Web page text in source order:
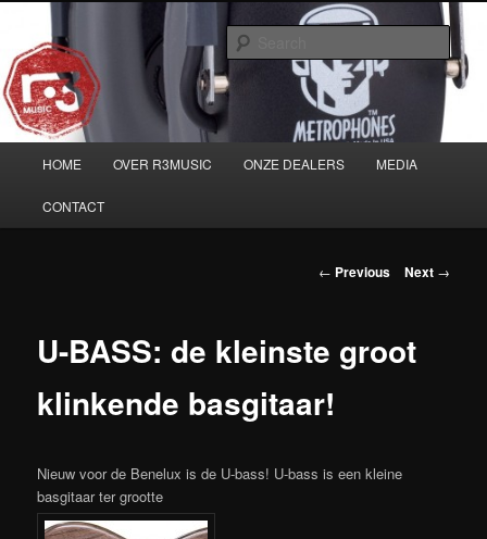
primary
content
Musicians must haves!
HOME OVER R3MUSIC ONZE DEALERS MEDIA
CONTACT
Post
← Previous Next →
U-BASS: de kleinste groot
klinkende basgitaar!
Nieuw voor de Benelux is de U-bass! U-bass is een kleine
basgitaar ter grootte